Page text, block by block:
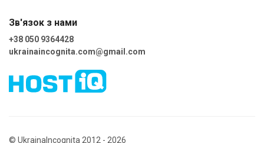
Зв'язок з нами
+38 050 9364428
ukrainaincognita.com@gmail.com
© UkrainaIncognita 2012 - 2026